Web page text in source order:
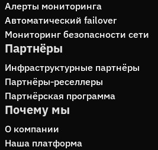
Алерты мониторинга
Автоматический failover
Мониторинг безопасности сети
Партнёры
Инфраструктурные партнёры
Партнёры‑реселлеры
Партнёрская программа
Почему мы
О компании
Наша платформа